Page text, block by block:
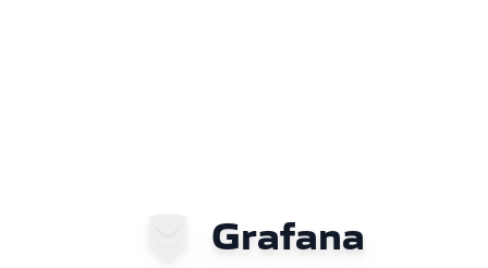
Grafana